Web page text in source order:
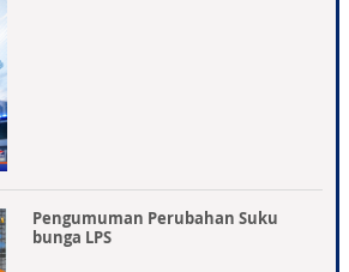
Pengumuman Perubahan Suku
bunga LPS